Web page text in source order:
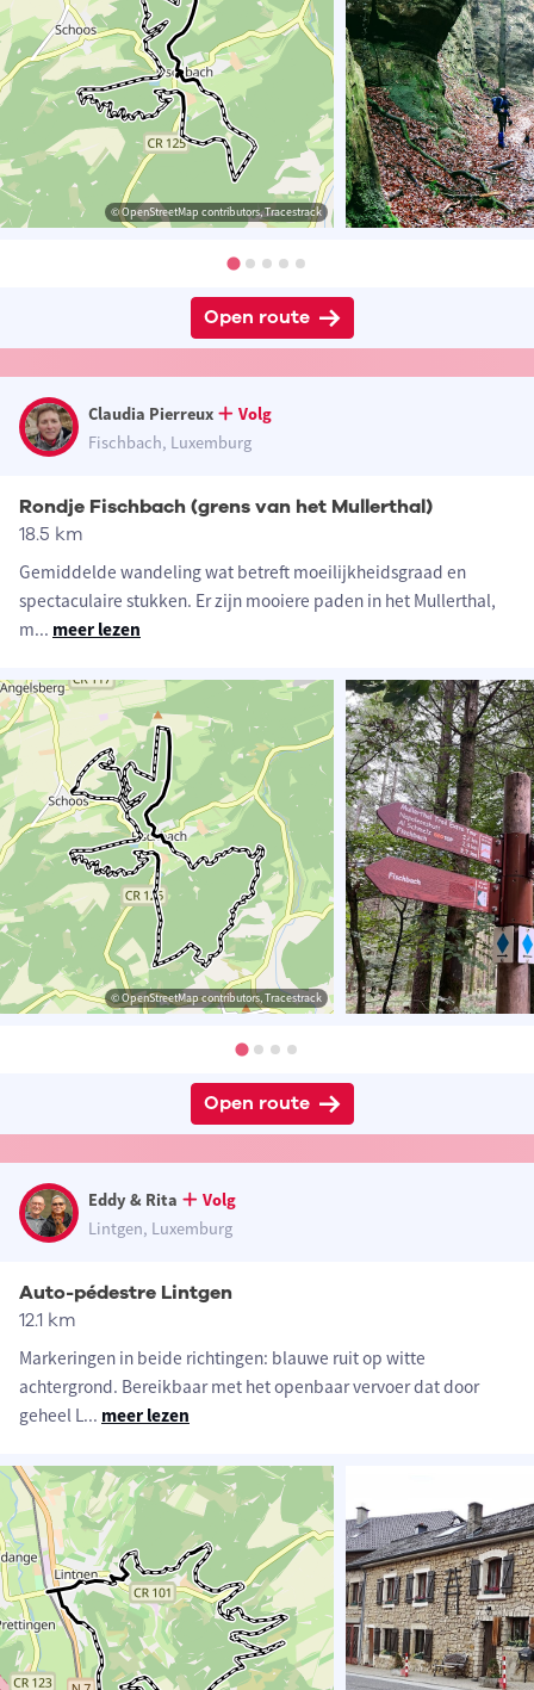
© OpenStreetMap contributors, Tracestrack
Open route
Claudia Pierreux
Volg
Fischbach, Luxemburg
Rondje Fischbach (grens van het Mullerthal)
18.5 km
Gemiddelde wandeling wat betreft moeilijkheidsgraad en
spectaculaire stukken. Er zijn mooiere paden in het Mullerthal,
m... meer lezen
© OpenStreetMap contributors, Tracestrack
Open route
Eddy & Rita
Volg
Lintgen, Luxemburg
Auto-pédestre Lintgen
12.1 km
Markeringen in beide richtingen: blauwe ruit op witte
achtergrond. Bereikbaar met het openbaar vervoer dat door
geheel L... meer lezen